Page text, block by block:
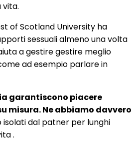
vita.
of Scotland University ha
sessuali almeno una volta
a gestire gestire meglio
ad esempio parlare in
garantiscono piacere
misura. Ne abbiamo davvero
isolati dal patner per lunghi
.